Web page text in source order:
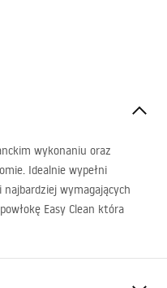
wykonaniu oraz
Idealnie wypełni
wymagających
Easy Clean która